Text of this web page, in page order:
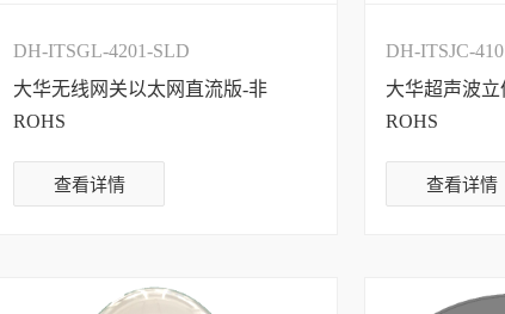
DH-ITSGL-4201-SLD
大华无线网关以太网直流版-非
ROHS
查看详情
DH-ITSJC-
大华超声波
ROHS
查看详情